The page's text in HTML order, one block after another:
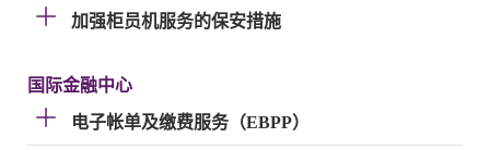
加强柜员机服务的保安措施
国际金融中心
电子帐单及缴费服务（EBPP）